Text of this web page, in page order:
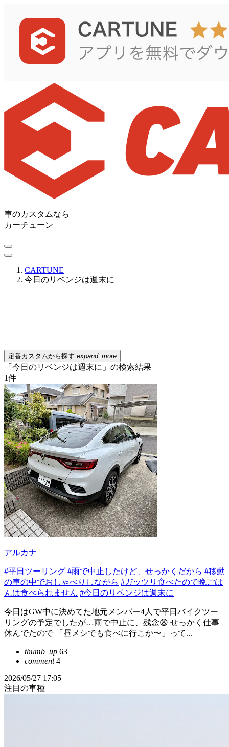
車のカスタムなら
カーチューン
CARTUNE
今日のリベンジは週末に
定番カスタムから探す expand_more
「今日のリベンジは週末に」の検索結果
1件
アルカナ
#平日ツーリング #雨で中止したけど、せっかくだから #移動
の車の中でおしゃべりしながら #ガッツリ食べたので晩ごは
んは食べられません #今日のリベンジは週末に
今日はGW中に決めてた地元メンバー4人で平日バイクツー
リングの予定でしたが…雨で中止に、残念😩 せっかく仕事
休んでたので 「昼メシでも食べに行こか〜」って...
thumb_up 63
comment4
2026/05/27 17:05
注目の車種